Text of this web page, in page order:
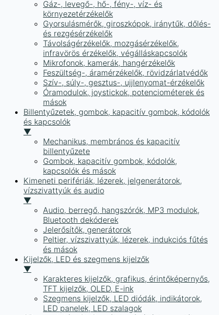
Gáz-, levegő-, hő-, fény-, víz- és
környezetérzékelők
Gyorsulásmérők, giroszkópok, iránytűk, dőlés-
és rezgésérzékelők
Távolságérzékelők, mozgásérzékelők,
infravörös érzékelők, végálláskapcsolók
Mikrofonok, kamerák, hangérzékelők
Feszültség-, áramérzékelők, rövidzárlatvédők
Szív-, súly-, gesztus-, ujjlenyomat-érzékelők
Óramodulok, joystickok, potenciométerek és
mások
Billentyűzetek, gombok, kapacitív gombok, kódolók
és kapcsolók
▼
Mechanikus, membrános és kapacitív
billentyűzete
Gombok, kapacitív gombok, kódolók,
kapcsolók és mások
Kimeneti perifériák, lézerek, jelgenerátorok,
vízszivattyúk és audio
▼
Audio, berregő, hangszórók, MP3 modulok,
Bluetooth dekóderek
Jelerősítők, generátorok
Peltier, vízszivattyúk, lézerek, indukciós fűtés
és mások
Kijelzők, LED és szegmens kijelzők
▼
Karakteres kijelzők, grafikus, érintőképernyős,
TFT kijelzők, OLED, E-ink
Szegmens kijelzők, LED diódák, indikátorok,
LED panelek, LED szalagok